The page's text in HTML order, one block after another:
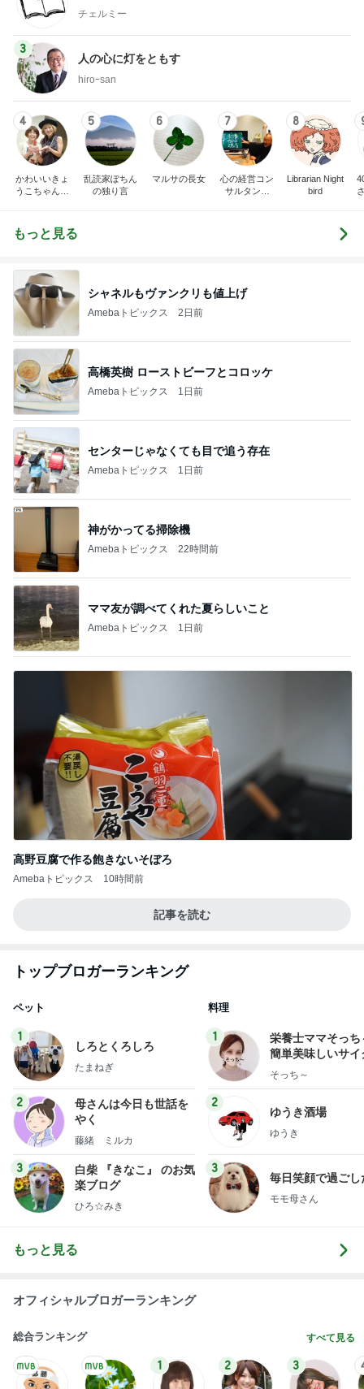
チェルミー
3
人の心に灯をともす
hiroｰsan
4
かわいいきょ
うこちゃんブ
5
乱読家ぽちん
の独り言
6
マルサの長女
7
心の経営コン
サルタント
8
Librarian Night
bird
もっと見る
シャネルもヴァンクリも値上げ
Amebaトピックス 2日前
高橋英樹 ローストビーフとコロッケ
Amebaトピックス 1日前
センターじゃなくても目で追う存在
Amebaトピックス 1日前
神がかってる掃除機
Amebaトピックス 22時間前
ママ友が調べてくれた夏らしいこと
Amebaトピックス 1日前
高野豆腐で作る飽きないそぼろ
Amebaトピックス 10時間前
記事を読む
トップブロガーランキング
ペット
1
しろとくろしろ
たまねぎ
2
母さんは今日も世話を
やく
藤緒 ミルカ
3
白柴 『きなこ』 のお気
楽ブログ
ひろ☆みき
料理
1
栄養士ママそっち
簡単美味しいサイ
献立
そっち～
2
ゆうき酒場
ゆうき
3
毎日笑顔で過ごし
モモ母さん
もっと見る
オフィシャルブロガーランキング
総合ランキング すべて見る
1 2 3